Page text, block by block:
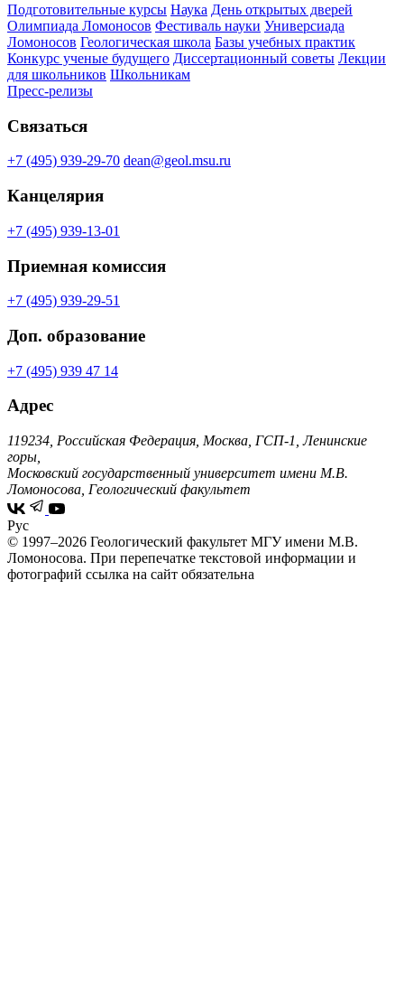
Подготовительные курсы Наука День открытых дверей
Олимпиада Ломоносов Фестиваль науки Универсиада
Ломоносов Геологическая школа Базы учебных практик
Конкурс ученые будущего Диссертационный советы Лекции
для школьников Школьникам
Пресс-релизы
Связаться
+7 (495) 939-29-70 dean@geol.msu.ru
Канцелярия
+7 (495) 939-13-01
Приемная комиссия
+7 (495) 939-29-51
Доп. образование
+7 (495) 939 47 14
Адрес
119234, Российская Федерация, Москва, ГСП-1, Ленинские
горы,
Московский государственный университет имени М.В.
Ломоносова, Геологический факультет
Рус
© 1997–2026 Геологический факультет МГУ имени М.В.
Ломоносова. При перепечатке текстовой информации и
фотографий ссылка на сайт обязательна